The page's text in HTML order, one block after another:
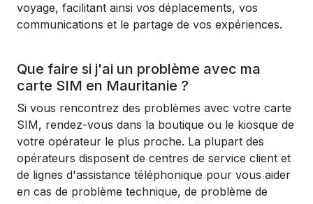
voyage, facilitant ainsi vos déplacements, vos
communications et le partage de vos expériences.
Que faire si j'ai un problème avec ma
carte SIM en Mauritanie ?
Si vous rencontrez des problèmes avec votre carte
SIM, rendez-vous dans la boutique ou le kiosque de
votre opérateur le plus proche. La plupart des
opérateurs disposent de centres de service client et
de lignes d'assistance téléphonique pour vous aider
en cas de problème technique, de problème de